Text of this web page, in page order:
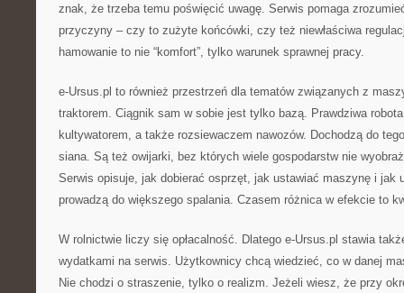
znak, że trzeba temu poświęcić uwagę. Serwis pomaga
przyczyny – czy to zużyte końcówki, czy też niewłaściwa
hamowanie to nie “komfort”, tylko warunek sprawnej pracy.
e-Ursus.pl to również przestrzeń dla tematów związanych z
traktorem. Ciągnik sam w sobie jest tylko bazą. Prawdziwa
kultywatorem, a także rozsiewaczem nawozów. Dochodzą do
siana. Są też owijarki, bez których wiele gospodarstw nie
Serwis opisuje, jak dobierać osprzęt, jak ustawiać maszynę i jak
prowadzą do większego spalania. Czasem różnica w efekcie to
W rolnictwie liczy się opłacalność. Dlatego e-Ursus.pl stawia
wydatkami na serwis. Użytkownicy chcą wiedzieć, co w danej
Nie chodzi o straszenie, tylko o realizm. Jeżeli wiesz, że przy